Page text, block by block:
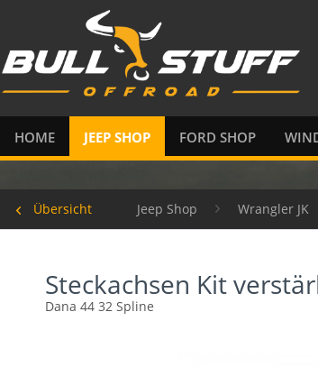
HOME JEEP SHOP FORD SHOP
Übersicht Jeep Shop Wrangler JK
Steckachsen Kit
Dana 44 32 Spline